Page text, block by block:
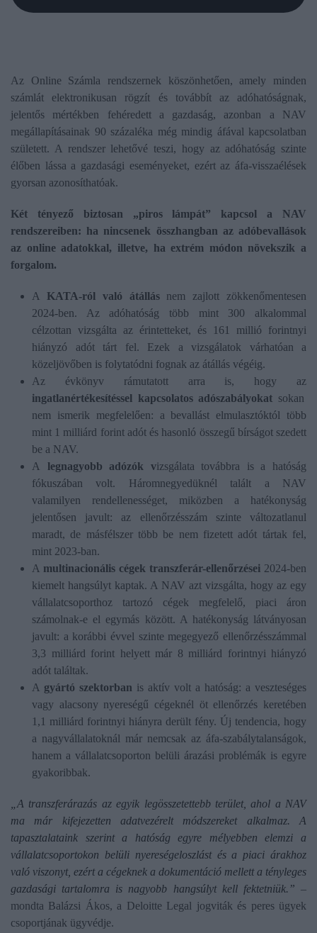
Az Online Számla rendszernek köszönhetően, amely minden
számlát elektronikusan rögzít és továbbít az adóhatóságnak,
jelentős mértékben fehéredett a gazdaság, azonban a NAV
megállapításainak 90 százaléka még mindig áfával kapcsolatban
született. A rendszer lehetővé teszi, hogy az adóhatóság szinte
élőben lássa a gazdasági eseményeket, ezért az áfa-visszaélések
gyorsan azonosíthatóak.
Két tényező biztosan „piros lámpát” kapcsol a NAV
rendszereiben: ha nincsenek összhangban az adóbevallások
az online adatokkal, illetve, ha extrém módon növekszik a
forgalom.
A KATA-ról való átállás nem zajlott zökkenőmentesen
2024-ben. Az adóhatóság több mint 300 alkalommal
célzottan vizsgálta az érintetteket, és 161 millió forintnyi
hiányzó adót tárt fel. Ezek a vizsgálatok várhatóan a
közeljövőben is folytatódni fognak az átállás végéig.
Az évkönyv rámutatott arra is, hogy az
ingatlanértékesítéssel kapcsolatos adószabályokat sokan
nem ismerik megfelelően: a bevallást elmulasztóktól több
mint 1 milliárd forint adót és hasonló összegű bírságot szedett
be a NAV.
A
legnagyobb adózók vizsgálata továbbra is a hatóság
fókuszában volt. Háromnegyedüknél talált a NAV
valamilyen rendellenességet, miközben a hatékonyság
jelentősen javult: az ellenőrzésszám szinte változatlanul
maradt, de másfélszer több be nem fizetett adót tártak fel,
mint 2023-ban.
A multinacionális cégek transzferár-ellenőrzései 2024-ben
kiemelt hangsúlyt kaptak. A NAV azt vizsgálta, hogy az egy
vállalatcsoporthoz tartozó cégek megfelelő, piaci áron
számolnak-e el egymás között. A hatékonyság látványosan
javult: a korábbi évvel szinte megegyező ellenőrzésszámmal
3,3 milliárd forint helyett már 8 milliárd forintnyi hiányzó
adót találtak.
A gyártó szektorban is aktív volt a hatóság: a veszteséges
vagy alacsony nyereségű cégeknél öt ellenőrzés keretében
1,1 milliárd forintnyi hiányra derült fény. Új tendencia, hogy
a nagyvállalatoknál már nemcsak az áfa-szabálytalanságok,
hanem a vállalatcsoporton belüli árazási problémák is egyre
gyakoribbak.
„A transzferárazás az egyik legösszetettebb terület, ahol a NAV
ma már kifejezetten adatvezérelt módszereket alkalmaz. A
tapasztalataink szerint a hatóság egyre mélyebben elemzi a
vállalatcsoportokon belüli nyereségeloszlást és a piaci árakhoz
való viszonyt, ezért a cégeknek a dokumentáció mellett a tényleges
gazdasági tartalomra is nagyobb hangsúlyt kell fektetniük.” –
mondta Balázsi Ákos, a Deloitte Legal jogviták és peres ügyek
csoportjának ügyvédje.